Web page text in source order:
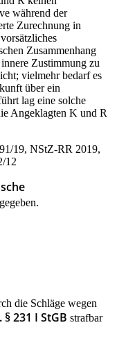
während der
Zurechnung in
Zusammenhang
Zustimmung zu
vielmehr bedarf es
über ein
lag eine solche
Angeklagten K und R
19, NStZ-RR 2019,
12
die Schläge wegen
231 I StGB strafbar